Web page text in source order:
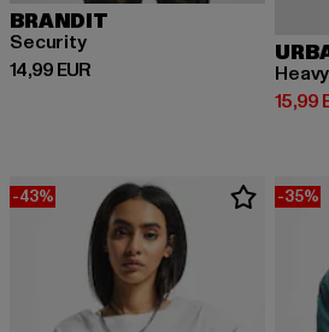
BRANDIT
Security
14,99 EUR
Derzeitiger Preis: 14,99 EUR
15,99
-43% -35%